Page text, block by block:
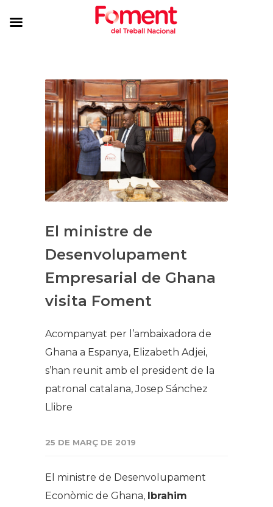
El ministre de
Desenvolupament
Empresarial de Ghana
visita Foment
Acompanyat per l’ambaixadora de
Ghana a Espanya, Elizabeth Adjei,
s’han reunit amb el president de la
patronal catalana, Josep Sánchez
Llibre
25 DE MARÇ DE 2019
El ministre de Desenvolupament
Econòmic de Ghana,
Ibrahim